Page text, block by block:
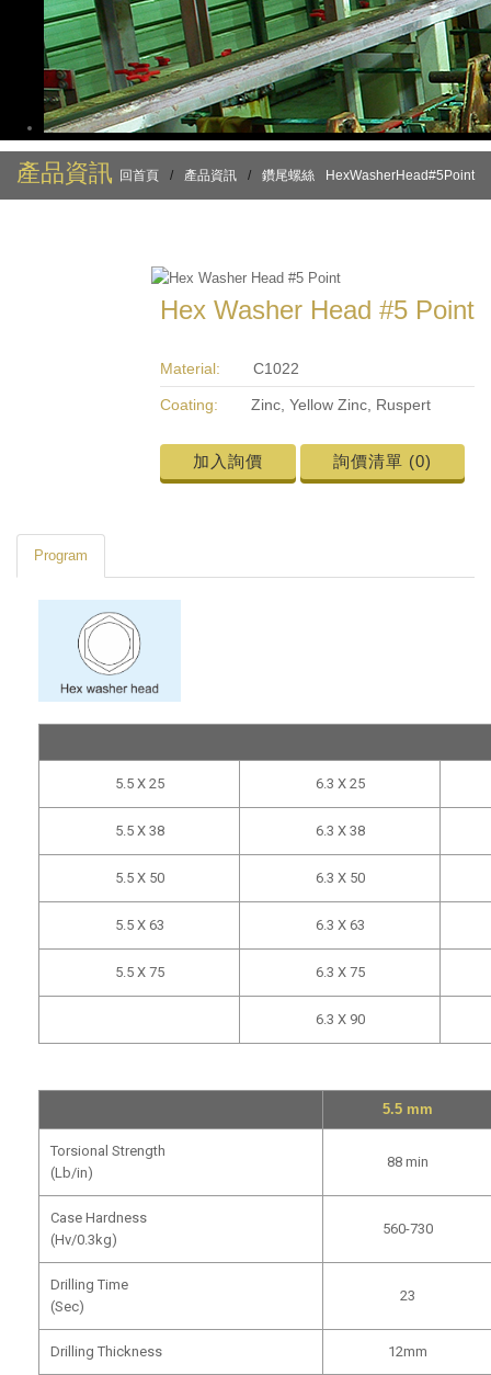
產品資訊 回首頁 / 產品資訊 / 鑽尾螺絲 HexWasherHead#5Point
Hex Washer Head #5 Point
Material: C1022
Coating: Zinc, Yellow Zinc, Ruspert
加入詢價 詢價清單 (0)
Program
5.5 X 25 6.3 X 25
5.5 X 38 6.3 X 38
5.5 X 50 6.3 X 50
5.5 X 63 6.3 X 63
5.5 X 75 6.3 X 75
6.3 X 90
5.5 mm
Torsional Strength
(Lb/in)
88 min
Case Hardness
(Hv/0.3kg)
560-730
Drilling Time
(Sec)
23
Drilling Thickness 12mm